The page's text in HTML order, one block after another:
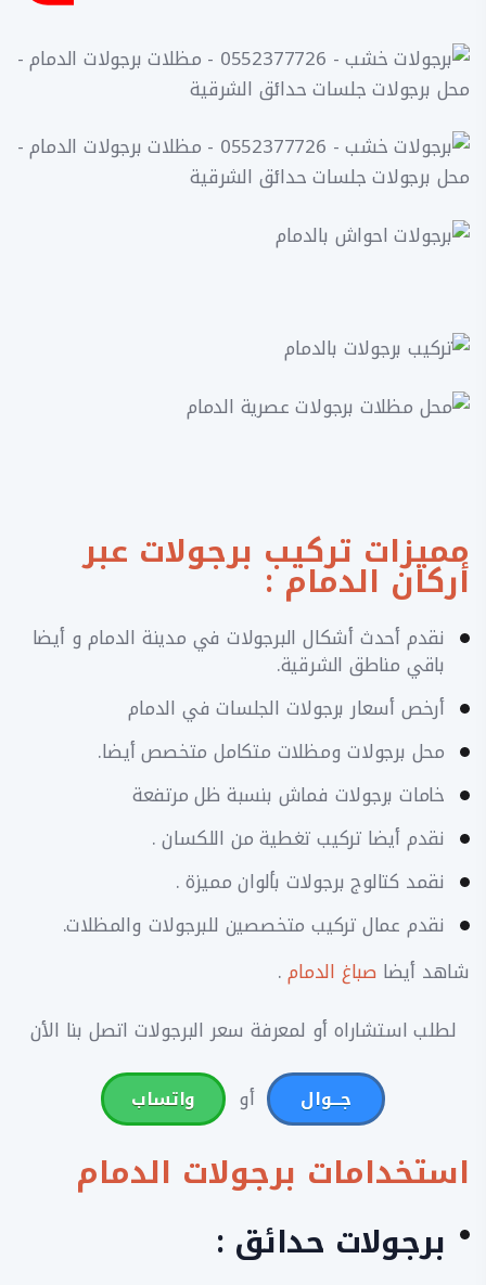
مميزات تركيب برجولات عبر
أركان الدمام :
نقدم أحدث أشكال البرجولات في مدينة الدمام و أيضا
باقي مناطق الشرقية.
أرخص أسعار برجولات الجلسات في الدمام
محل برجولات ومظلات متكامل متخصص أيضا.
خامات برجولات فماش بنسبة ظل مرتفعة
نقدم أيضا تركيب تغطية من اللكسان .
نقمد كتالوج برجولات بألوان مميزة .
نقدم عمال تركيب متخصصين للبرجولات والمظلات.
شاهد أيضا صباغ الدمام.
لطلب استشاراه أو لمعرفة سعر البرجولات اتصل بنا الأن
جـــوال أو واتساب
استخدامات برجولات الدمام
برجولات حدائق :